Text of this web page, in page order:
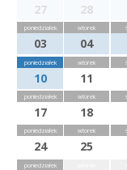
27 28
poniedziałek
03
wtorek
04
poniedziałek
10
wtorek
11
poniedziałek
17
wtorek
18
poniedziałek
24
wtorek
25
poniedziałek